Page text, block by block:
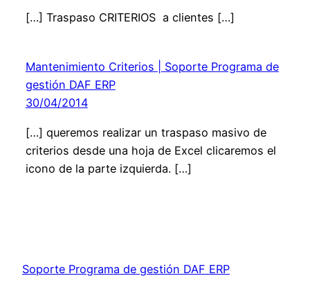
[…] Traspaso CRITERIOS a clientes […]
Mantenimiento Criterios | Soporte Programa de
gestión DAF ERP
30/04/2014
[…] queremos realizar un traspaso masivo de
criterios desde una hoja de Excel clicaremos el
icono de la parte izquierda. […]
Soporte Programa de gestión DAF ERP